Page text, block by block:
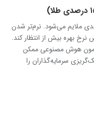
ملایم می‌شود. نرم‌تر شدن
نرخ بهره بیش از انتظار کند.
هوش مصنوعی ممکن
سرمایه‌گذاران را